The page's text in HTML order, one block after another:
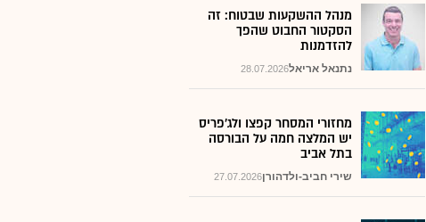
מנהל ההשקעות שבטוח: זה
הסקטור החבוט שהפך
להזדמנות
28.07.2026נתנאל אריאל
מחזורי המסחר קפצו ולג'פריס
יש המלצה חמה על הבורסה
בתל אביב
27.07.2026שירי חביב-ולדהורן